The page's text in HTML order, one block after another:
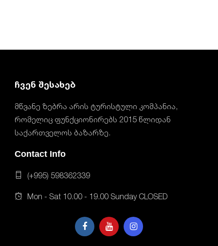
ჩვენ შესახებ
მწვანე ზებრა არის ტურისტული კომპანია,
რომელიც ფუნქციონირებს 2015 წლიდან
საქართველოს ბაზარზე.
Contact Info
(+995) 598362339
Mon - Sat 10.00 - 19.00 Sunday CLOSED